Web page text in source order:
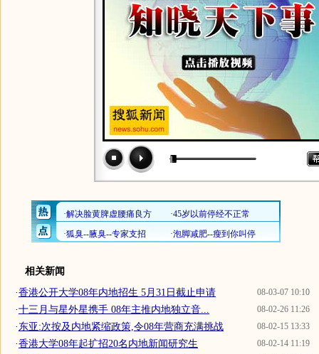
相关新闻
08-03-07 10:10
·香港公开大学08年内地招生 5月31日截止申请
08-02-26 11:26
·十三月与星外星携手 08年主推内地独立音...
08-02-15 13:33
·东亚:次按及内地紧缩政策,令08年营商充满挑战
08-02-14 11:19
·香港大学08年起扩招20名内地新闻研究生